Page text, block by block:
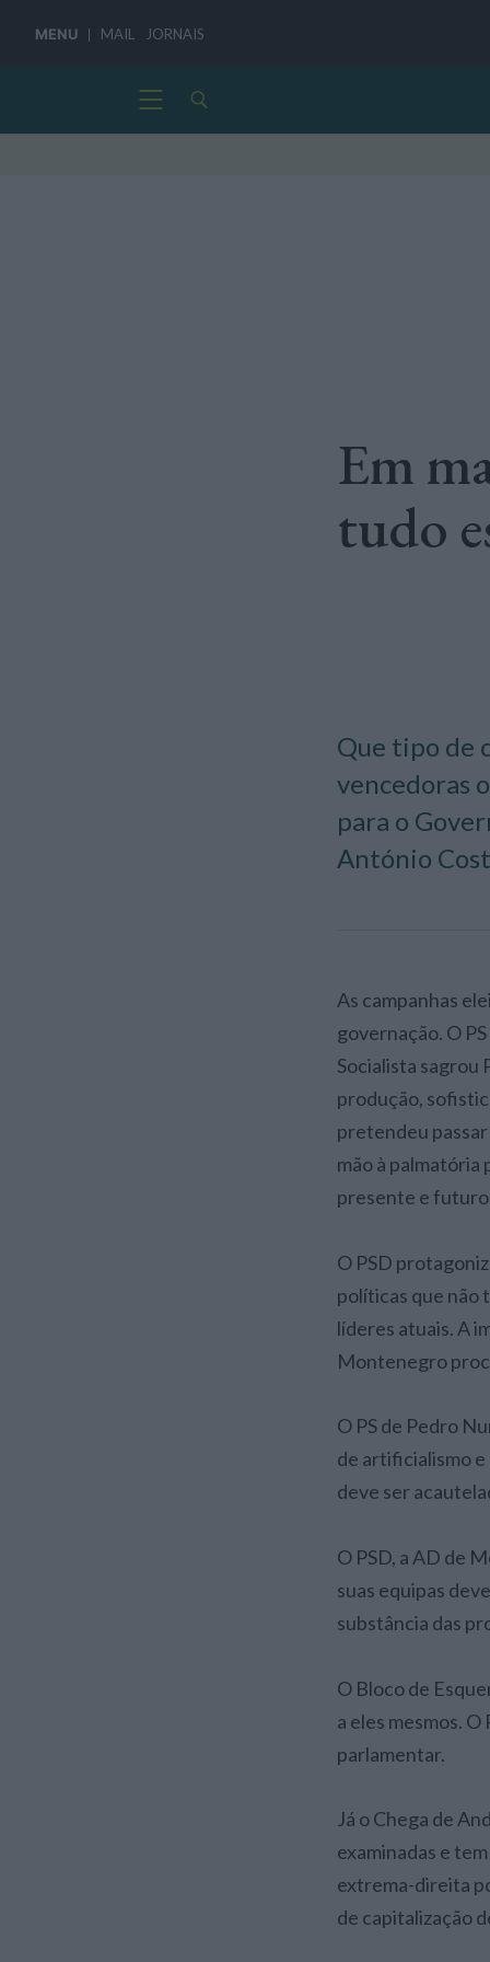
MENU MAIL JORNAIS
Em
tudo
Que tipo de
vencedoras
para o
António
As campanhas eleitorais estão aí. O Governo capitaliza a obra feita e os resultados da
governação. O
Socialista sagrou
produção,
pretendeu
mão à
presente e
O PSD
políticas que não
líderes atuais. A
Montenegro
O PS de Pedro
de artificialismo
deve ser
O PSD, a AD de
suas equipas
substância das
O Bloco de
a eles mesmos.
parlamentar.
Já o Chega de
examinadas e
extrema-direita
de capitalização